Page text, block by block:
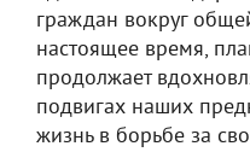
граждан вокруг
настоящее время,
продолжает
подвигах наших
жизнь в борьбе за